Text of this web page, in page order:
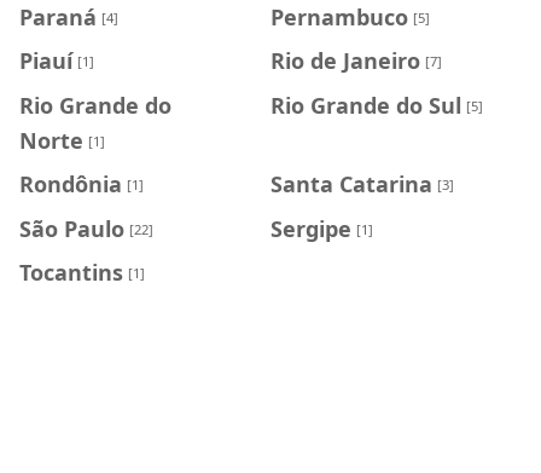
Paraná [4] Pernambuco [5]
Piauí [1] Rio de Janeiro [7]
Rio Grande do
Norte [1]
Rio Grande do Sul [5]
Rondônia [1] Santa Catarina [3]
São Paulo [22] Sergipe [1]
Tocantins [1]